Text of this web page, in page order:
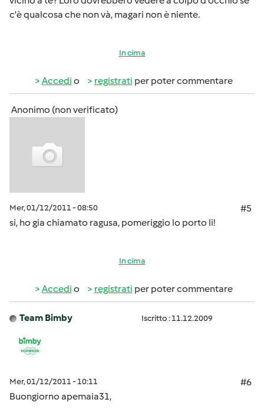
c'è qualcosa che non và, magari non è niente.
In cima
Accedi o registrati per poter commentare
Anonimo (non verificato)
Mer, 01/12/2011 - 08:50
#5
si, ho gia chiamato ragusa, pomeriggio lo porto li!
In cima
Accedi o registrati per poter commentare
Team Bimby Iscritto : 11.12.2009
Mer, 01/12/2011 - 10:11
#6
Buongiorno apemaia31,